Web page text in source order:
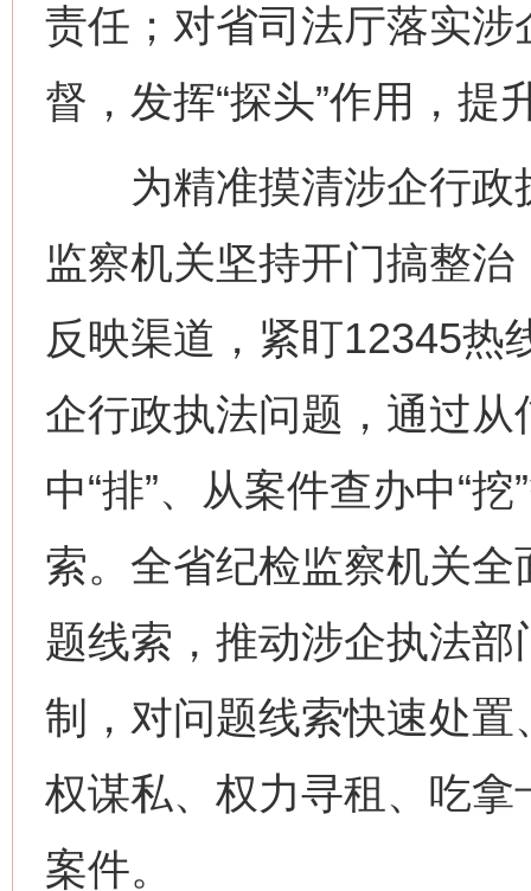
责任；对省司法厅落实
督，发挥“探头”作用，提
为精准摸清涉企行政
监察机关坚持开门搞整
反映渠道，紧盯12345热
企行政执法问题，通过从
中“排”、从案件查办中“
索。全省纪检监察机关
题线索，推动涉企执法
制，对问题线索快速处
权谋私、权力寻租、吃
案件。